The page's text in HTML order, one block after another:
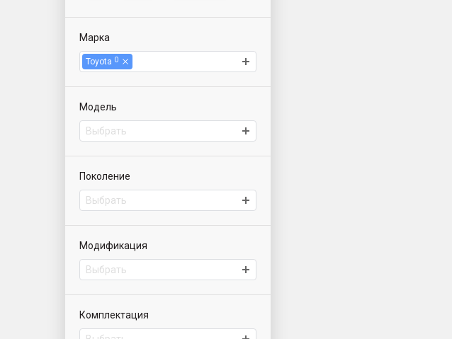
Марка
Toyota 0
Модель
Выбрать
Поколение
Выбрать
Модификация
Выбрать
Комплектация